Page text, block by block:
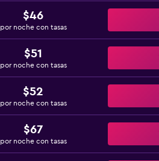
$46
por noche con tasas
$51
por noche con tasas
$52
por noche con tasas
$67
por noche con tasas